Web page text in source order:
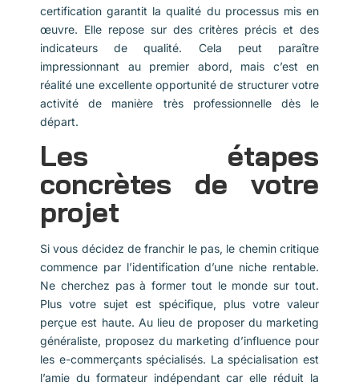
certification garantit la qualité du processus mis en
œuvre. Elle repose sur des critères précis et des
indicateurs de qualité. Cela peut paraître
impressionnant au premier abord, mais c’est en
réalité une excellente opportunité de structurer votre
activité de manière très professionnelle dès le
départ.
Les étapes
concrètes de votre
projet
Si vous décidez de franchir le pas, le chemin critique
commence par l’identification d’une niche rentable.
Ne cherchez pas à former tout le monde sur tout.
Plus votre sujet est spécifique, plus votre valeur
perçue est haute. Au lieu de proposer du marketing
généraliste, proposez du marketing d’influence pour
les e-commerçants spécialisés. La spécialisation est
l’amie du formateur indépendant car elle réduit la